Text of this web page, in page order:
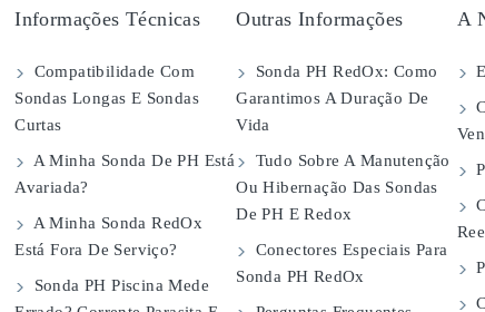
Informações Técnicas
Compatibilidade Com
Sondas Longas E Sondas
Curtas
A Minha Sonda De PH Está
Avariada?
A Minha Sonda RedOx
Está Fora De Serviço?
Sonda PH Piscina Mede
Outras Informações
Sonda PH RedOx: Como
Garantimos A Duração De
Vida
Tudo Sobre A Manutenção
Ou Hibernação Das Sondas
De PH E Redox
Conectores Especiais Para
Sonda PH RedOx
A